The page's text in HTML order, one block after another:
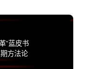
”蓝皮书
方法论